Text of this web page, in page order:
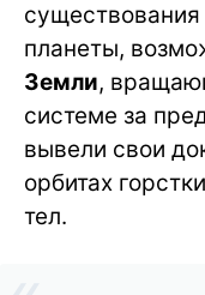
планеты,
Земли,
системе за
вывели свои
орбитах
тел.